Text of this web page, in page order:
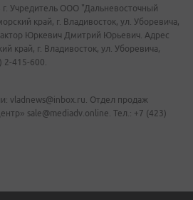
Учредитель ООО "Дальневосточный
край, г. Владивосток, ул. Уборевича,
Юркевич Дмитрий Юрьевич. Адрес
край, г. Владивосток, ул. Уборевича,
2-415-600.
vladnews@inbox.ru. Отдел продаж
sale@mediadv.online. Тел.: +7 (423)